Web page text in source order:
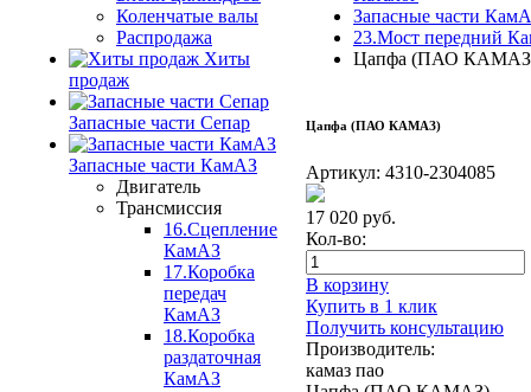
Коленчатые валы
Распродажа
Хиты
продаж
Запасные части Сепар
Запасные части КамАЗ
Двигатель
Трансмиссия
16.Сцепление
КамАЗ
17.Коробка
передач
КамАЗ
18.Коробка
раздаточная
КамАЗ
Запасные части
23.Мост передний
Цапфа (ПАО
Цапфа (ПАО КАМАЗ)
Артикул: 4310-2304085
17 020 руб.
Кол-во:
В корзину
Купить в 1 клик
Получить консультацию
Производитель:
камаз пао